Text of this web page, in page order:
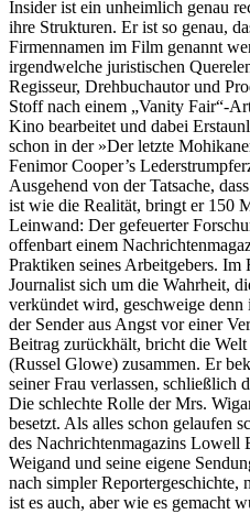
Insider ist ein unheimlich genau
ihre Strukturen. Er ist so genau,
Firmennamen im Film genannt
irgendwelche juristischen
Regisseur, Drehbuchautor und
Stoff nach einem „Vanity Fair“-
Kino bearbeitet und dabei
schon in der »Der letzte
Fenimor Cooper’s
Ausgehend von der Tatsache,
ist wie die Realität, bringt er 150
Leinwand: Der gefeuerter
offenbart einem
Praktiken seines Arbeitgebers. Im
Journalist sich um die Wahrheit,
verkündet wird, geschweige
der Sender aus Angst vor einer
Beitrag zurückhält, bricht die
(Russel Glowe) zusammen. Er
seiner Frau verlassen, schließlich
Die schlechte Rolle der Mrs.
besetzt. Als alles schon gelaufen
des Nachrichtenmagazins Lowell
Weigand und seine eigene
nach simpler Reportergeschichte,
ist es auch, aber wie es gemacht